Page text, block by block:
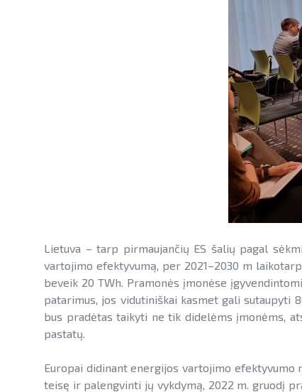
Lietuva – tarp pirmaujančių ES šalių pagal
vartojimo efektyvumą, per 2021–2030 m
beveik 20 TWh. Pramonės įmonėse
patarimus, jos vidutiniškai kasmet gali
bus pradėtas taikyti ne tik didelėms įmonėms,
pastatų.
Europai didinant energijos vartojimo efektyvumo
teisę ir palengvinti jų vykdymą, 2022 m. gruodį